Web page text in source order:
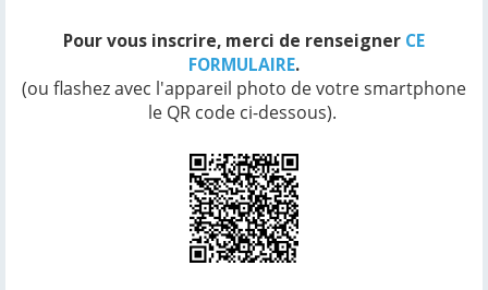
Pour vous inscrire, merci de renseigner CE
FORMULAIRE.
(ou flashez avec l'appareil photo de votre smartphone
le QR code ci-dessous).